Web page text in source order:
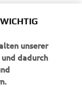
unserer
dadurch